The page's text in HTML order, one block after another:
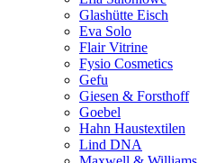
Glashütte Eisch
Eva Solo
Flair Vitrine
Fysio Cosmetics
Gefu
Giesen & Forsthoff
Goebel
Hahn Haustextilen
Lind DNA